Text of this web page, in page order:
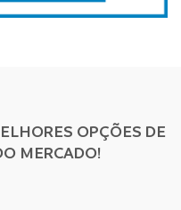
OPÇÕES DE
MERCADO!